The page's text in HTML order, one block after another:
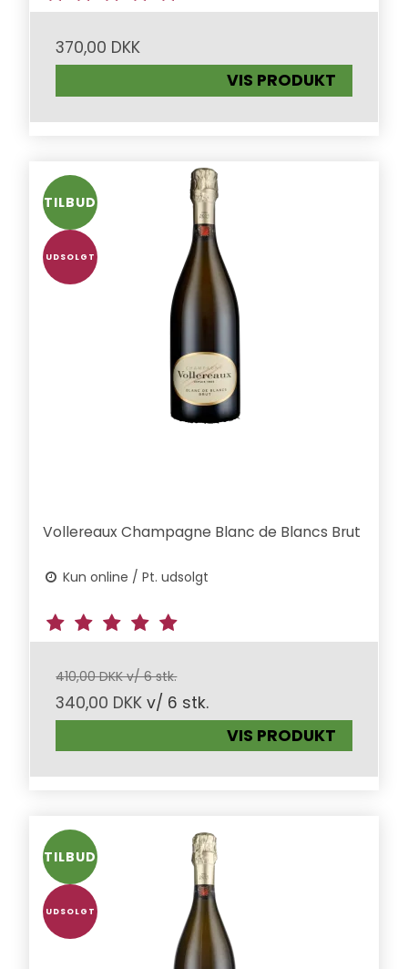
370,00 DKK
VIS PRODUKT
TILBUD
UDSOLGT
Vollereaux Champagne Blanc de Blancs Brut
Kun online / Pt. udsolgt
410,00 DKK v/ 6 stk.
340,00 DKK v/ 6 stk.
VIS PRODUKT
TILBUD
UDSOLGT